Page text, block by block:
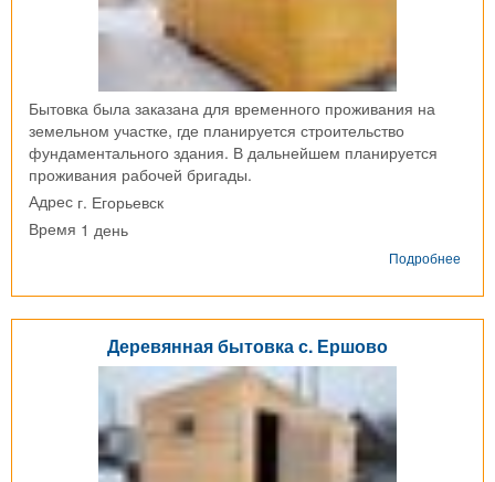
Бытовка была заказана для временного проживания на
земельном участке, где планируется строительство
фундаментального здания. В дальнейшем планируется
проживания рабочей бригады.
Адрес г. Егорьевск
Время 1 день
Подробнее
Деревянная бытовка с. Ершово